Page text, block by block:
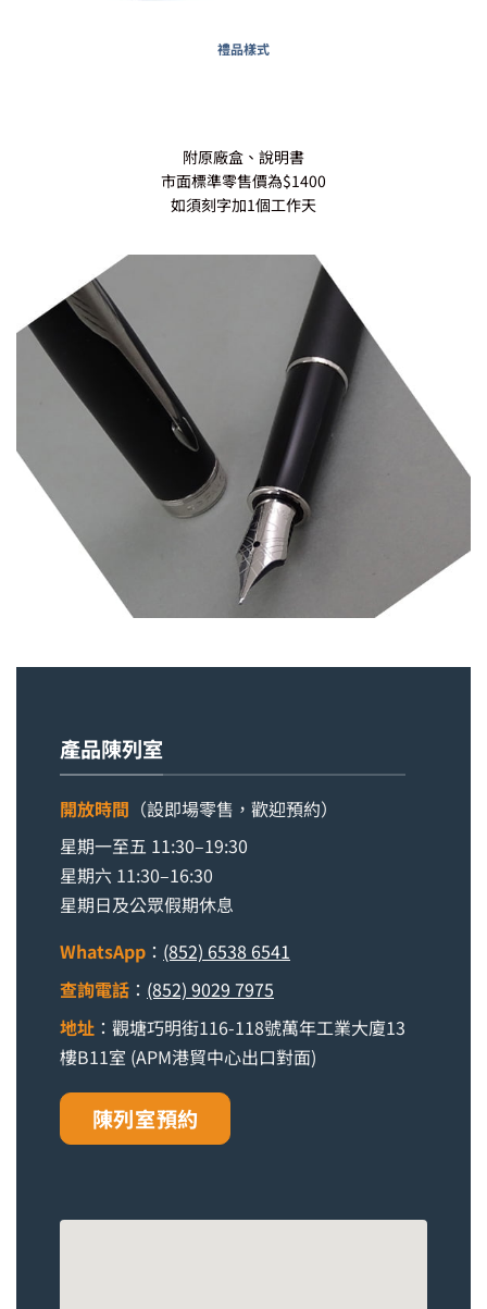
禮品樣式
附原廠盒、說明書
市面標準零售價為$1400
如須刻字加1個工作天
產品陳列室
開放時間 （設即場零售，歡迎預約）
星期一至五 11:30–19:30
星期六 11:30–16:30
星期日及公眾假期休息
WhatsApp ： (852) 6538 6541
查詢電話 ： (852) 9029 7975
地址 ：觀塘巧明街116-118號萬年工業大廈13
樓B11室 (APM港貿中心出口對面)
陳列室預約